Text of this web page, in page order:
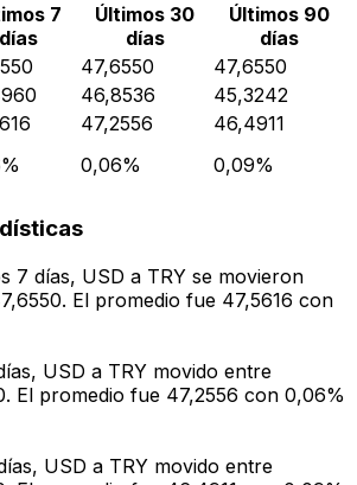
7
días
Últimos 30
días
Últimos 90
días
47,6550
47,6550
46,8536
45,3242
47,2556
46,4911
0,06% 0,09%
7 días, USD a TRY se movieron
El promedio fue 47,5616 con
USD a TRY movido entre
El promedio fue 47,2556 con 0,06%
USD a TRY movido entre